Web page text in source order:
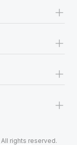
+
+
+
+
rights reserved.